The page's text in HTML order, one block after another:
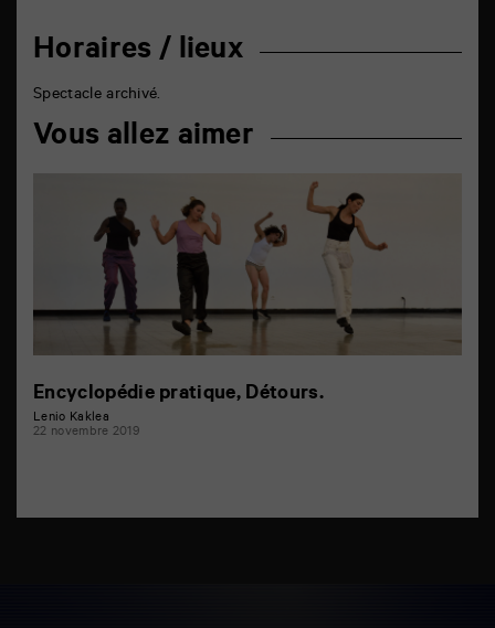
Horaires / lieux
Spectacle archivé.
Vous allez aimer
Encyclopédie pratique, Détours.
Lenio Kaklea
22 novembre 2019